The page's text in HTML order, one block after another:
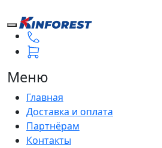
Меню
Главная
Доставка и оплата
Партнёрам
Контакты